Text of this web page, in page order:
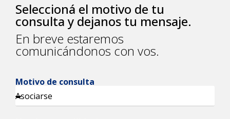
Seleccioná el motivo de tu
consulta y dejanos tu mensaje.
En breve estaremos
comunicándonos con vos.
Motivo de consulta